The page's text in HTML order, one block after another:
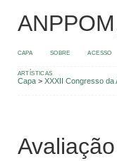
CAPA SOBRE ACESSO
ARTÍSTICAS
Capa> XXXII Congresso da